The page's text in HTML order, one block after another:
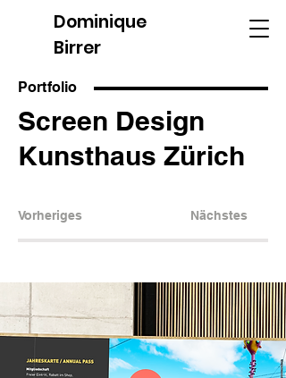
Dominique
Birrer
Portfolio
Screen Design
Kunsthaus Zürich
Vorheriges Nächstes